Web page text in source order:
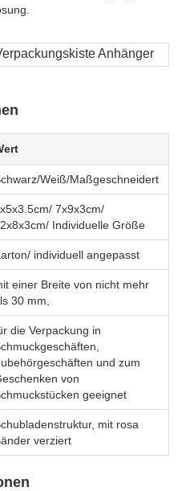
Weiß/Maßgeschneidert
7x9x3cm/
Individuelle Größe
individuell angepasst
einer Breite von nicht mehr
30 mm,
die Verpackung in
und zum
von
geeignet
mit rosa
verziert